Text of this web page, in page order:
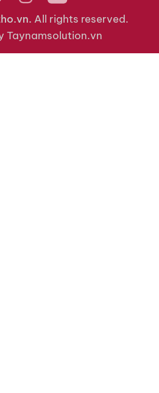
All rights reserved.
Taynamsolution.vn